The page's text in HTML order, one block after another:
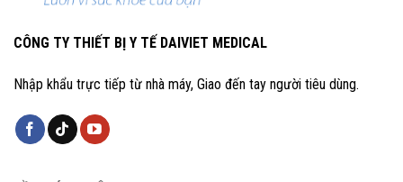
CÔNG TY THIẾT BỊ Y TẾ DAIVIET MEDICAL
Nhập khẩu trực tiếp từ nhà máy, Giao đến tay người tiêu dùng.